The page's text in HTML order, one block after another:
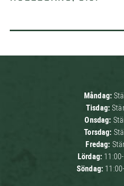
Måndag:
Tisdag:
Onsdag:
Torsdag:
Fredag:
Lördag:
Söndag: